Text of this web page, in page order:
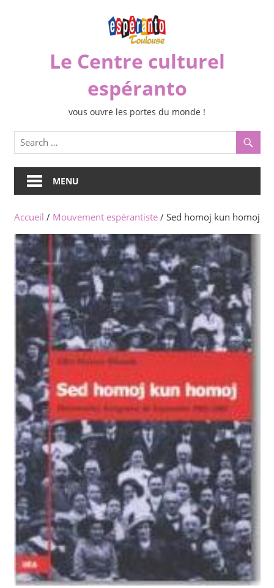
Le Centre culturel
espéranto
vous ouvre les portes du monde !
MENU
Accueil / Mouvement espérantiste/ Sed homoj kun homoj